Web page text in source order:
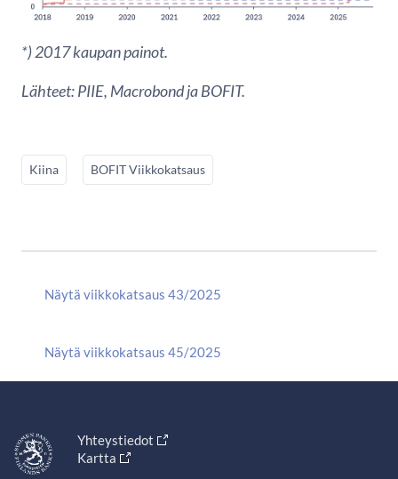
*) 2017 kaupan painot.
Lähteet: PIIE, Macrobond ja BOFIT.
Kiina BOFIT Viikkokatsaus
Näytä viikkokatsaus 43/2025
Näytä viikkokatsaus 45/2025
Yhteystiedot
Kartta